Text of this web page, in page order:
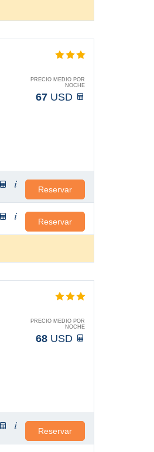
PRECIO MEDIO POR
NOCHE
67 USD
Reservar
Reservar
PRECIO MEDIO POR
NOCHE
68 USD
Reservar